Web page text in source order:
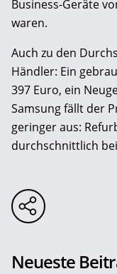
Business-Geräte
waren.
Auch zu den
Händler: Ein
397 Euro, ein
Samsung fällt der
geringer aus:
durchschnittlich
Neueste